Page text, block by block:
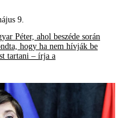
9.
Péter, ahol beszéde során
hogy ha nem hívják be
tartani – írja a